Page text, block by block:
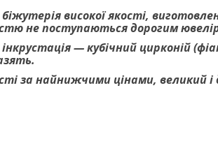
високої якості,
не поступаються дорогим
— кубічний цирконій
за найнижчими цінами, великий і